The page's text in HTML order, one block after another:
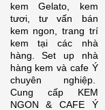
kem Gelato, kem
tươi, tư vấn bán
kem ngon, trang trí
kem tại các nhà
hàng. Set up nhà
hàng kem và cafe Ý
chuyên nghiệp.
Cung cấp KEM
NGON & CAFE Ý